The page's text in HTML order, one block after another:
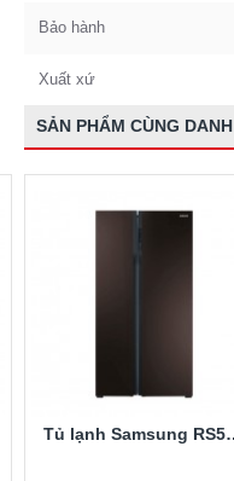
Bảo hành
Xuất xứ
SẢN PHẨM CÙNG
Tủ lạnh